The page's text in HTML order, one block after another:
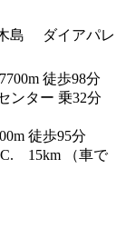
島 ダイアパレ
徒歩98分
ンター 乗32分
徒歩95分
15km （車で